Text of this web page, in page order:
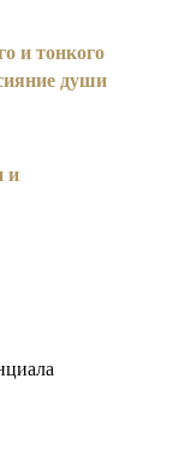
и тонкого
души
и